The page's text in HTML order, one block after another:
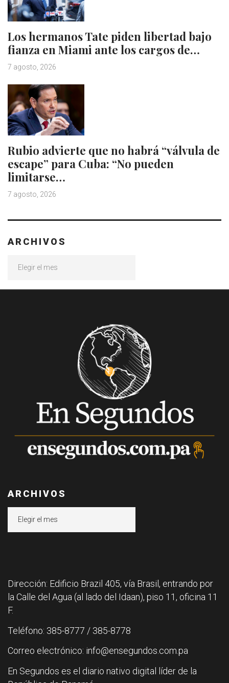
Los hermanos Tate piden libertad bajo
fianza en Miami ante los cargos de…
7 agosto, 2026
Rubio advierte que no habrá “válvula de
escape” para Cuba: “No pueden
limitarse…
7 agosto, 2026
ARCHIVOS
ARCHIVOS
Dirección: Edificio Brazil 405, vía Brasil, entrando por
la Calle del Agua (al lado del Idaan), piso 11, oficina 11
F.
Teléfono: 385-8777 / 385-8778
Correo electrónico: info@ensegundos.com.pa
En Segundos es el diario nativo digital líder de la